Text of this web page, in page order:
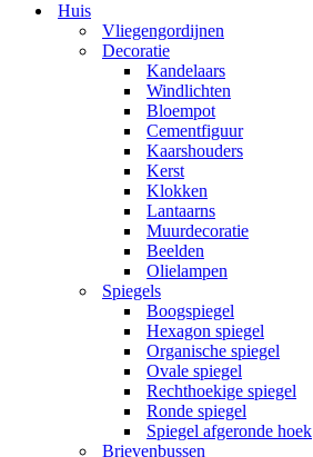
Huis
Vliegengordijnen
Decoratie
Kandelaars
Windlichten
Bloempot
Cementfiguur
Kaarshouders
Kerst
Klokken
Lantaarns
Muurdecoratie
Beelden
Olielampen
Spiegels
Boogspiegel
Hexagon spiegel
Organische spiegel
Ovale spiegel
Rechthoekige spiegel
Ronde spiegel
Spiegel afgeronde hoek
Brievenbussen